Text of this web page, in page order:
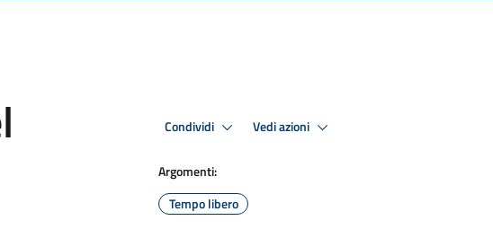
Condividi Vedi azioni
Argomenti:
Tempo libero